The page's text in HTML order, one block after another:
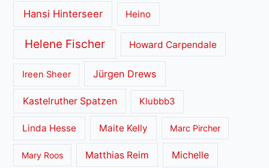
Hansi Hinterseer Heino
Helene Fischer Howard Carpendale
Ireen Sheer Jürgen Drews
Kastelruther Spatzen Klubbb3
Linda Hesse Maite Kelly Marc Pircher
Mary Roos Matthias Reim Michelle